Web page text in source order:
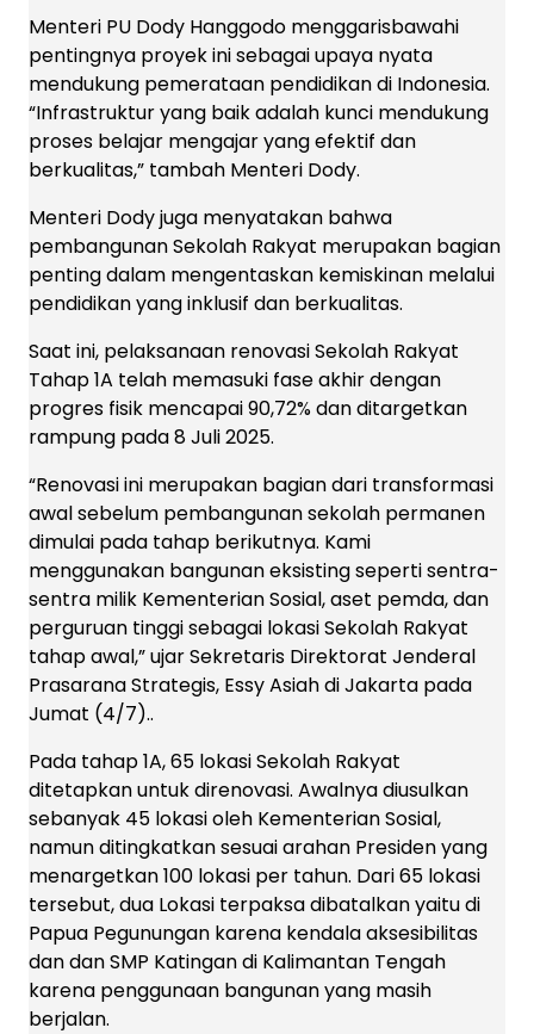
Menteri PU Dody Hanggodo menggarisbawahi
pentingnya proyek ini sebagai upaya nyata
mendukung pemerataan pendidikan di Indonesia.
“Infrastruktur yang baik adalah kunci mendukung
proses belajar mengajar yang efektif dan
berkualitas,” tambah Menteri Dody.
Menteri Dody juga menyatakan bahwa
pembangunan Sekolah Rakyat merupakan bagian
penting dalam mengentaskan kemiskinan melalui
pendidikan yang inklusif dan berkualitas.
Saat ini, pelaksanaan renovasi Sekolah Rakyat
Tahap 1A telah memasuki fase akhir dengan
progres fisik mencapai 90,72% dan ditargetkan
rampung pada 8 Juli 2025.
“Renovasi ini merupakan bagian dari transformasi
awal sebelum pembangunan sekolah permanen
dimulai pada tahap berikutnya. Kami
menggunakan bangunan eksisting seperti sentra-
sentra milik Kementerian Sosial, aset pemda, dan
perguruan tinggi sebagai lokasi Sekolah Rakyat
tahap awal,” ujar Sekretaris Direktorat Jenderal
Prasarana Strategis, Essy Asiah di Jakarta pada
Jumat (4/7)..
Pada tahap 1A, 65 lokasi Sekolah Rakyat
ditetapkan untuk direnovasi. Awalnya diusulkan
sebanyak 45 lokasi oleh Kementerian Sosial,
namun ditingkatkan sesuai arahan Presiden yang
menargetkan 100 lokasi per tahun. Dari 65 lokasi
tersebut, dua Lokasi terpaksa dibatalkan yaitu di
Papua Pegunungan karena kendala aksesibilitas
dan dan SMP Katingan di Kalimantan Tengah
karena penggunaan bangunan yang masih
berjalan.